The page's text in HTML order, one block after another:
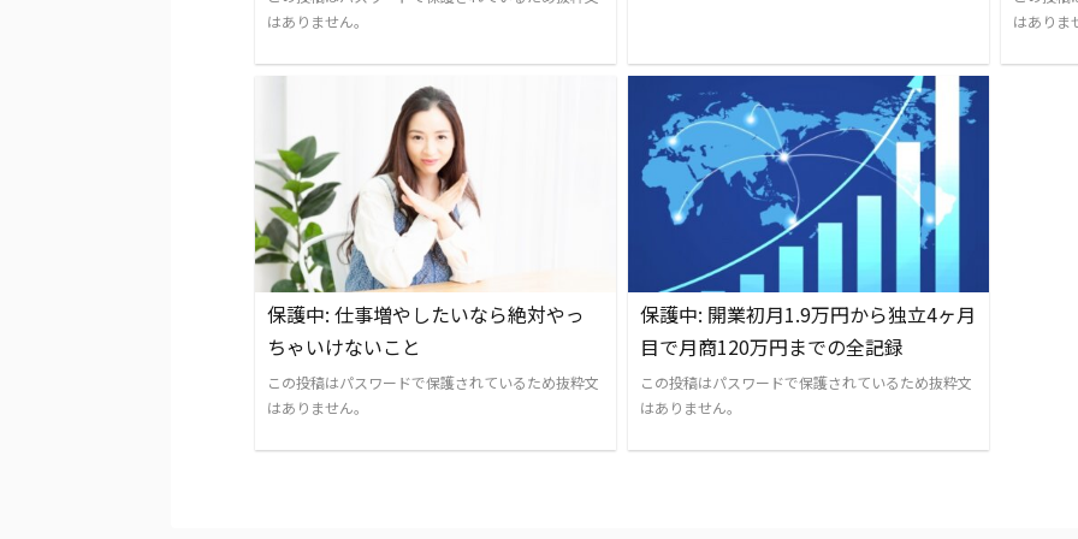
はありません。
はありま
保護中: 仕事増やしたいなら絶対やっ
ちゃいけないこと
この投稿はパスワードで保護されているため抜粋文
はありません。
保護中: 開業初月1.9万円から独立4ヶ月
目で月商120万円までの全記録
この投稿はパスワードで保護されているため抜粋文
はありません。